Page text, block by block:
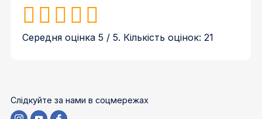
Середня оцінка5 / 5. Кількість оцінок:21
Слідкуйте за нами в соцмережах